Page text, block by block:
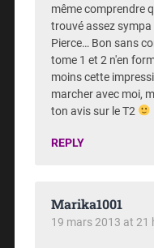
même comprendre
trouvé assez
Pierce… Bon sans
tome 1 et 2 n'en
moins cette
marcher avec moi,
ton avis sur le T2
REPLY
Marika1001
19 mars 2013 at 21